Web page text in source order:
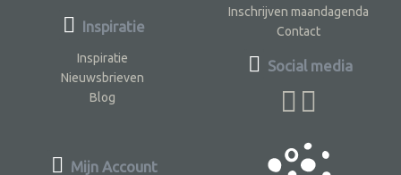
Inspiratie
Inspiratie
Nieuwsbrieven
Blog
Inschrijven maandagenda
Contact
Social media
Mijn Account